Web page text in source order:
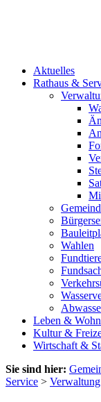
Aktuelles
Rathaus &
Wahlen
Leben &
Kultur &
Wirtschaft &
Sie sind hier:
Service > Verwaltung